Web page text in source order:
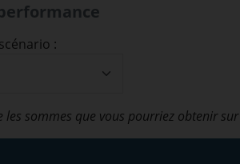
:
les sommes que vous pourriez obtenir sur